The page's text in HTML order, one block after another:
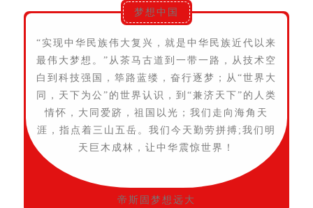
梦想中国
“实现中华民族伟大复兴，就是中华民族近代以来
最伟大梦想。”从茶马古道到一带一路，从技术空
白到科技强国，筚路蓝缕，奋行逐梦；从“世界大
同，天下为公”的世界认识，到“兼济天下”的人类
情怀，大同爱跻，祖国以光；我们走向海角天
涯，指点着三山五岳。我们今天勤劳拼搏;我们明
天巨木成林，让中华震惊世界！
帝斯固梦想远大